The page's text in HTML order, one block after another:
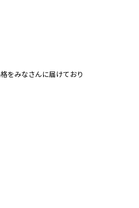
をみなさんに届けており